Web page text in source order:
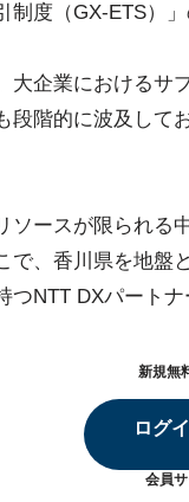
制度（GX-ETS）」
大企業におけるサ
段階的に波及して
ソースが限られる
で、香川県を地盤
つNTT DXパート
新規無
ログ
会員